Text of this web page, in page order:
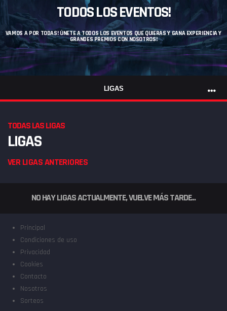
TODOS LOS EVENTOS!
VAMOS A POR TODAS! ÚNETE A TODOS LOS EVENTOS QUE QUIERAS Y GANA EXPERIENCIA Y
GRANDES PREMIOS CON NOSOTROS!
LIGAS
TODAS LAS LIGAS
LIGAS
VER LIGAS ANTERIORES
NO HAY LIGAS ACTUALMENTE, VUELVE MÁS TARDE...
Principal
Condiciones de uso
Privacidad
Cookies
Contacto
Nosotros
Sorteos